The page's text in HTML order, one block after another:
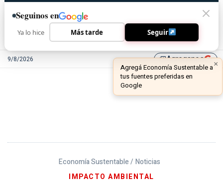
9/8/2026 library_addAgreganos
Economía Sustentable / Noticias
IMPACTO AMBIENTAL
Seguinos en
Ya lo hice Más tarde Seguir